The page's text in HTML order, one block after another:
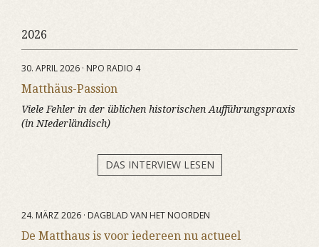
2026
30. APRIL 2026 · NPO RADIO 4
Matthäus-Passion
Viele Fehler in der üblichen historischen Aufführungspraxis
(in NIederländisch)
DAS INTERVIEW LESEN
24. MÄRZ 2026 · DAGBLAD VAN HET NOORDEN
De Matthaus is voor iedereen nu actueel